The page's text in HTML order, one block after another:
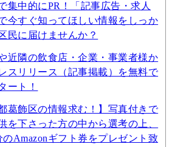
集中的にPR！「記事広告・求人
今すぐ知ってほしい情報をしっか
民に届けませんか？
近隣の飲食店・企業・事業者様か
スリリース（記事掲載）を無料で
ート！
葛飾区の情報求む！】写真付きで
を下さった方の中から選考の上、
のAmazonギフト券をプレゼント致